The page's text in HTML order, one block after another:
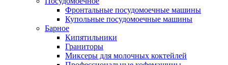
Фронтальные посудомоечные машины
Купольные посудомоечные машины
Барное
Кипятильники
Граниторы
Миксеры для молочных коктейлей